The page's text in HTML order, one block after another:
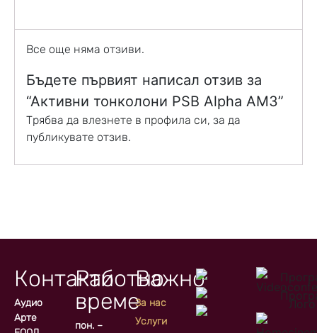
Все още няма отзиви.
Бъдете първият написал отзив за
“Активни тонколони PSB Alpha AM3”
Трябва да влезнете в профила си, за да
публикувате отзив.
Контакти
Аудио
Арте
Работно
време
пон. –
Важно
За нас
Услуги